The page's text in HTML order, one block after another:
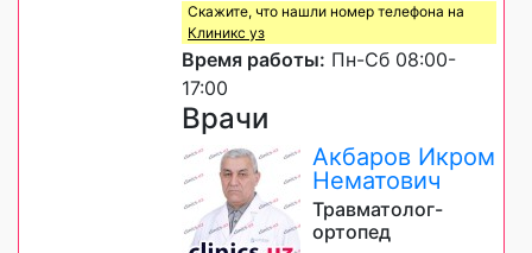
Скажите, что нашли номер телефона на
Клиникс уз
Время работы: Пн-Сб 08:00-
17:00
Врачи
Акбаров Икром
Нематович
Травматолог-
ортопед